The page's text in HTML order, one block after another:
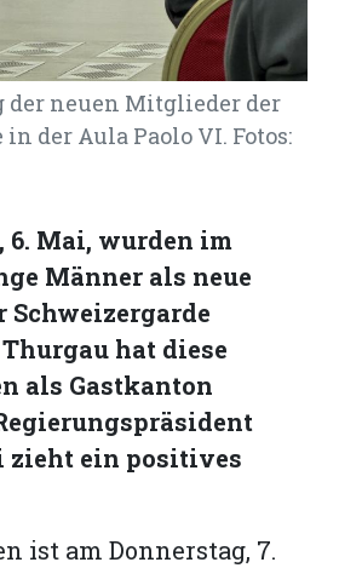
der neuen Mitglieder der
der Aula Paolo VI. Fotos:
Mai, wurden im
Männer als neue
hat diese
als Gastkanton
zieht ein positives
ist am Donnerstag, 7.